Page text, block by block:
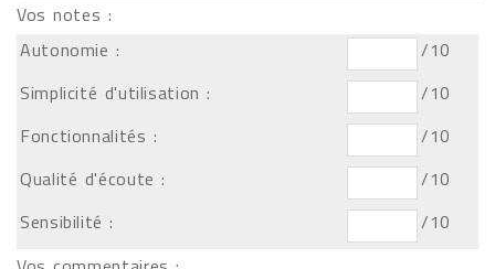
Vos notes :
Autonomie :
/10
Simplicité d'utilisation :
/10
Fonctionnalités :
/10
Qualité d'écoute :
/10
Sensibilité :
/10